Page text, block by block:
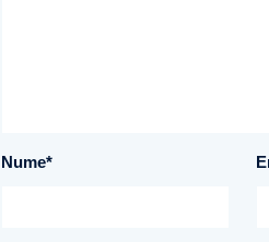
Nume*